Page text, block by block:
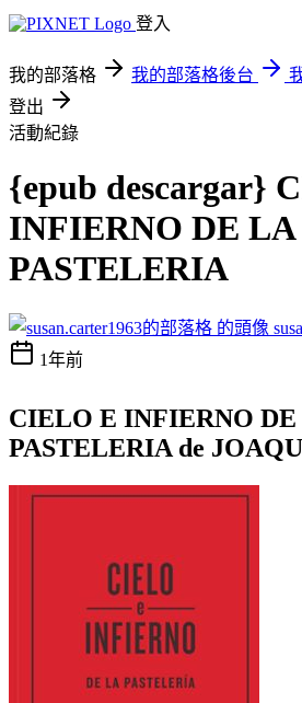
登入
我的部落格 我的部落格後台
登出
活動紀錄
{epub descargar}
INFIERNO DE LA
PASTELERIA
1年前
CIELO E INFIERNO
PASTELERIA de